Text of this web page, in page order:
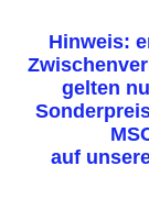
Hinweis:
gelten
auf